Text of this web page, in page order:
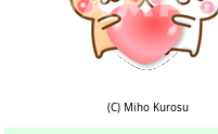
(C) Miho Kurosu